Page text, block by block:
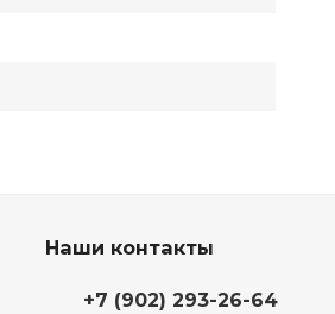
Наши контакты
+7 (902) 293-26-64